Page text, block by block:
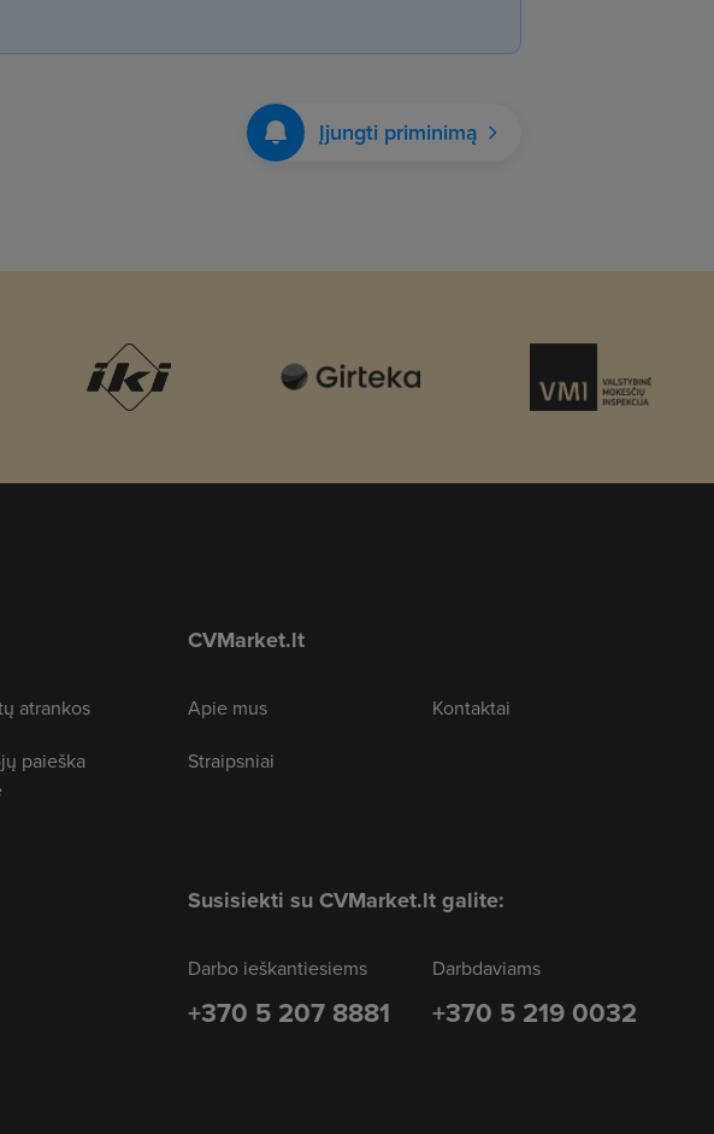
Įjungti priminimą
atrankos
paieška
CVMarket.lt
Apie mus
Straipsniai
Kontaktai
Susisiekti su CVMarket.lt galite:
Darbo ieškantiesiems
+370 5 207 8881
Darbdaviams
+370 5 219 0032